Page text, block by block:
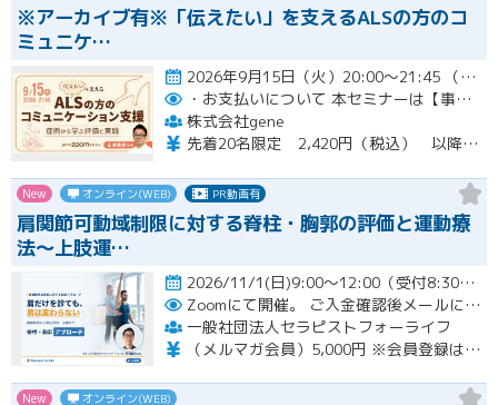
※アーカイブ有※「伝えたい」を支えるALSの方のコ
ミュニケ…
2026年9月15日（火）20:00～21:45 （受付開始時間 19:45）開催
・お支払いについて 本セミナーは【事前支払い（クレジットカード・銀行振込）】です。
株式会社gene
先着20名限定 2,420円（税込） 以降3,000円（税込） ※お支払い方法：クレジットカード・銀行振込 【キャンセルについて】 決済後はいかなる理由でも返金はいたしませんのでご了承ください。 受講料をお支払いいただいた方には、後日アーカイブの視聴URLをお送りいたします。
New オンライン(WEB) PR動画有
肩関節可動域制限に対する脊柱・胸郭の評価と運動療
法〜上肢運…
2026/11/1(日)9:00～12:00（受付8:30～）開催
Zoomにて開催。
ご入金確認後メールにてURLをお知らせいたします。
一般社団法人セラピストフォーライフ
（メルマガ会員）5,000円 ※会員登録はホームページより無料で行って頂けます。 会員限定特典あり！
New オンライン(WEB)